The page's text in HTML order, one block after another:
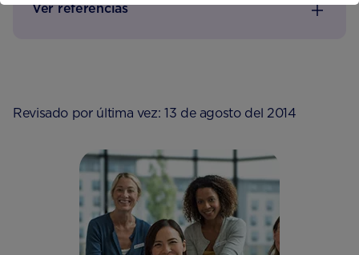
Ver referencias
Revisado por última vez: 13 de agosto del 2014